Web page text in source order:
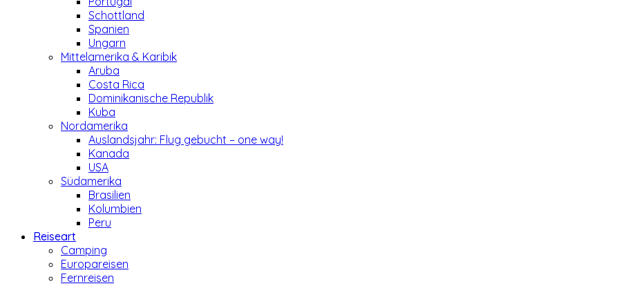
Schottland
Spanien
Ungarn
Mittelamerika & Karibik
Aruba
Costa Rica
Dominikanische Republik
Kuba
Nordamerika
Auslandsjahr: Flug gebucht – one way!
Kanada
USA
Südamerika
Brasilien
Kolumbien
Peru
Reiseart
Camping
Europareisen
Fernreisen